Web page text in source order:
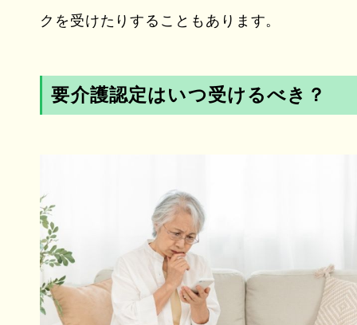
クを受けたりすることもあります。
要介護認定はいつ受けるべき？